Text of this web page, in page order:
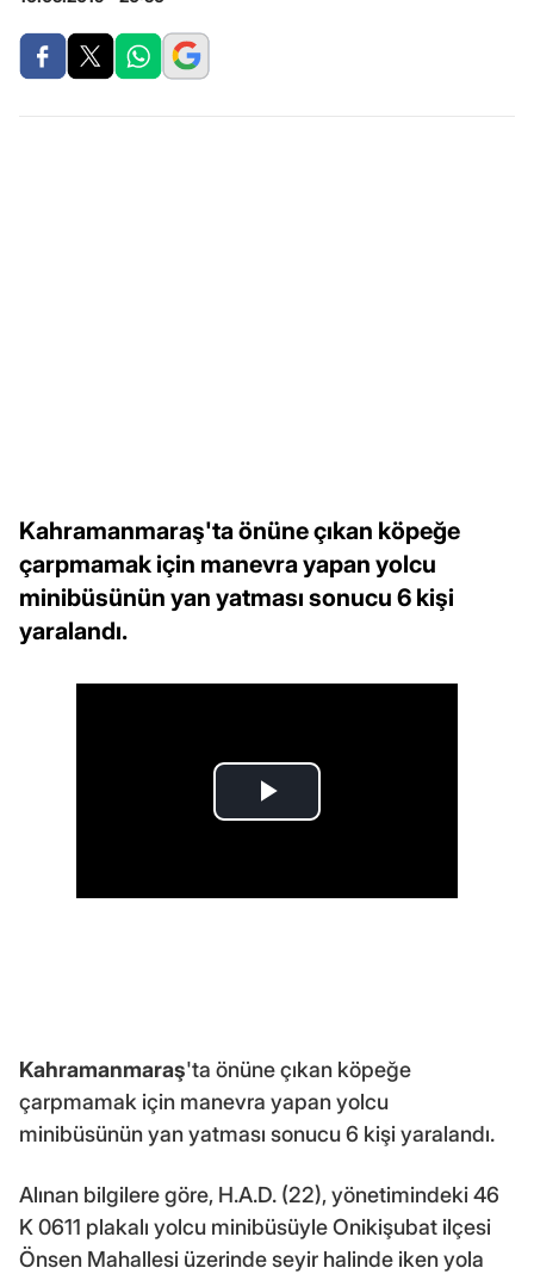
Kahramanmaraş'ta önüne çıkan köpeğe
çarpmamak için manevra yapan yolcu
minibüsünün yan yatması sonucu 6 kişi
yaralandı.
Kahramanmaraş'ta önüne çıkan köpeğe
çarpmamak için manevra yapan yolcu
minibüsünün yan yatması sonucu 6 kişi yaralandı.
Alınan bilgilere göre, H.A.D. (22), yönetimindeki 46
K 0611 plakalı yolcu minibüsüyle Onikişubat ilçesi
Önsen Mahallesi üzerinde seyir halinde iken yola